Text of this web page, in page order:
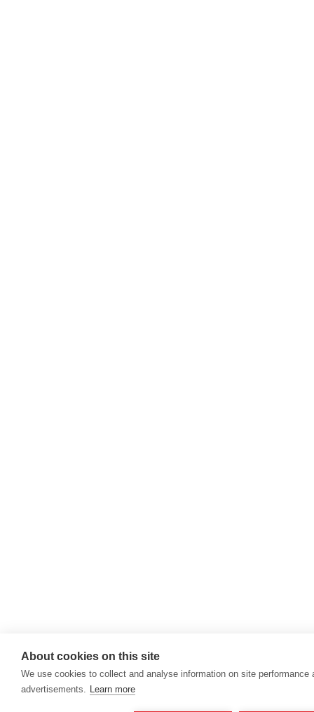
About cookies on this site
We use cookies to collect and analyse information on site
advertisements. Learn more